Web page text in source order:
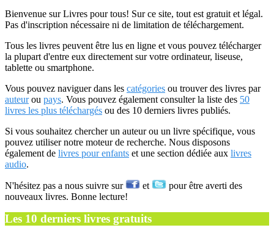
Bienvenue sur Livres pour tous! Sur ce site, tout est gratuit et légal.
Pas d'inscription nécessaire ni de limitation de téléchargement.
Tous les livres peuvent être lus en ligne et vous pouvez télécharger
la plupart d'entre eux directement sur votre ordinateur, liseuse,
tablette ou smartphone.
Vous pouvez naviguer dans les catégories ou trouver des livres par
auteurou pays. Vous pouvez également consulter la liste des 50
livres les plus téléchargés ou des 10 derniers livres publiés.
Si vous souhaitez chercher un auteur ou un livre spécifique, vous
pouvez utiliser notre moteur de recherche. Nous disposons
également de livres pour enfants et une section dédiée aux livres
audio.
N'hésitez pas a nous suivre sur et
pour être averti des
nouveaux livres. Bonne lecture!
Les 10 derniers livres gratuits